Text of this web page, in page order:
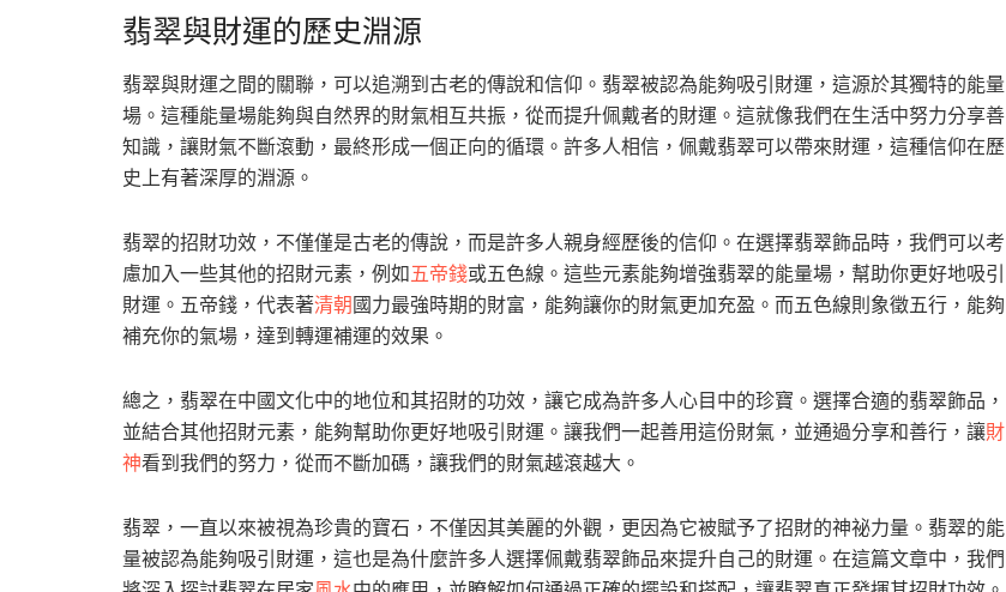
翡翠與財運的歷史淵源
翡翠與財運之間的關聯，可以追溯到古老的傳說和信仰。翡翠被認為能夠吸引財運，這源於其獨特的能量
場。這種能量場能夠與自然界的財氣相互共振，從而提升佩戴者的財運。這就像我們在生活中努力分享善
知識，讓財氣不斷滾動，最終形成一個正向的循環。許多人相信，佩戴翡翠可以帶來財運，這種信仰在歷
史上有著深厚的淵源。
翡翠的招財功效，不僅僅是古老的傳說，而是許多人親身經歷後的信仰。在選擇翡翠飾品時，我們可以考
慮加入一些其他的招財元素，例如五帝錢或五色線。這些元素能夠增強翡翠的能量場，幫助你更好地吸引
財運。五帝錢，代表著清朝國力最強時期的財富，能夠讓你的財氣更加充盈。而五色線則象徵五行，能夠
補充你的氣場，達到轉運補運的效果。
總之，翡翠在中國文化中的地位和其招財的功效，讓它成為許多人心目中的珍寶。選擇合適的翡翠飾品，
並結合其他招財元素，能夠幫助你更好地吸引財運。讓我們一起善用這份財氣，並通過分享和善行，讓財
神看到我們的努力，從而不斷加碼，讓我們的財氣越滾越大。
翡翠，一直以來被視為珍貴的寶石，不僅因其美麗的外觀，更因為它被賦予了招財的神祕力量。翡翠的能
量被認為能夠吸引財運，這也是為什麼許多人選擇佩戴翡翠飾品來提升自己的財運。在這篇文章中，我們